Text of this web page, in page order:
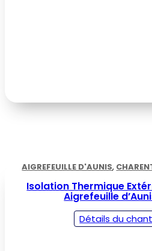
AIGREFEUILLE D'AUNIS,
Isolation Thermique
Aigrefeuille
Détails du